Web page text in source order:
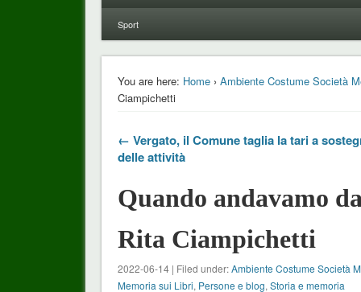
Sport
You are here: Home› Ambiente Costume Società
Ciampichetti
← Vergato, il Comune taglia la tari a
delle attività
Quando andavamo
Rita Ciampichetti
2022-06-14 | Filed under:Ambiente Costume Società
Memoria sui Libri, Persone e blog, Storia e memoria